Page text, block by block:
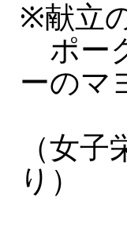
※献立
ポー
ーのマ
（女
り）